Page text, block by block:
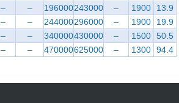
– – 196000243000 – 1900
13.9
– – 244000296000 – 1900
19.9
– – 340000430000 – 1500 50.5
– – 470000625000 – 1300 94.4